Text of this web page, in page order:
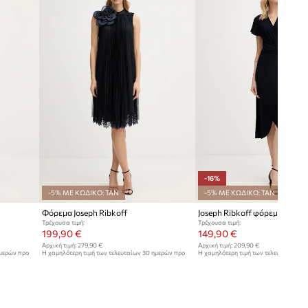
Το μοντέλο έχει ύψος 176 εκ. και
Κανονικό μέγεθος
Σου συστήνουμε να επιλέξεις το
μέγεθος που συνήθως φοράς.
Πίνακας μεγέθους
προ
-5% ΜΕ ΚΩΔΙΚΟ: TAN
Φόρεμα Joseph Ribkoff
Τρέχουσα τιμή:
199,90 €
Αρχική τιμή:279,90 €
Η χαμηλότερη τιμή των τελευταίων 30 ημερών προ
-16%
-5% ΜΕ ΚΩΔΙΚΟ: TAN
Joseph Ribkoff φόρεμα
Τρέχουσα τιμή:
149,90 €
Αρχική τιμή: 209,90 €
Η χαμηλότερη τιμή των τελευταίων